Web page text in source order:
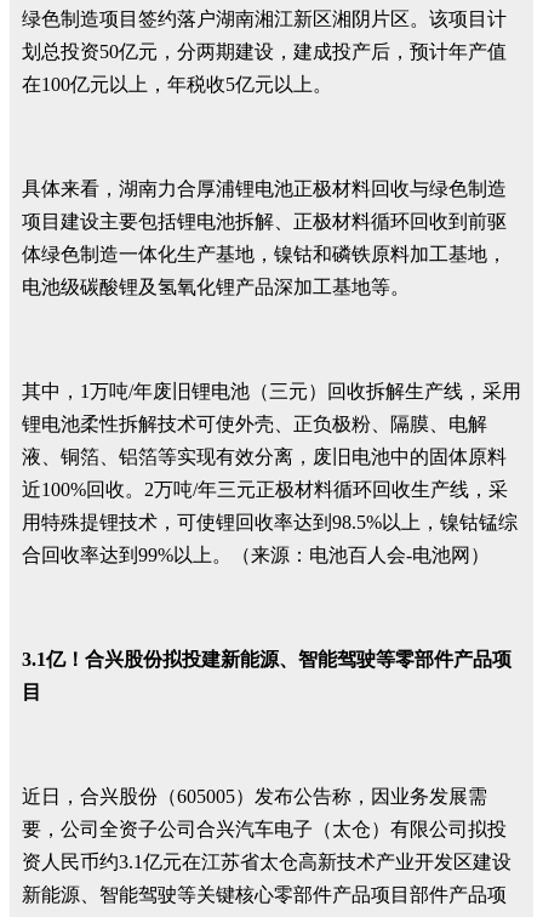
绿色制造项目签约落户湖南湘江新区湘阴片区。该项目计
划总投资50亿元，分两期建设，建成投产后，预计年产值
在100亿元以上，年税收5亿元以上。
具体来看，湖南力合厚浦锂电池正极材料回收与绿色制造
项目建设主要包括锂电池拆解、正极材料循环回收到前驱
体绿色制造一体化生产基地，镍钴和磷铁原料加工基地，
电池级碳酸锂及氢氧化锂产品深加工基地等。
其中，1万吨/年废旧锂电池（三元）回收拆解生产线，采用
锂电池柔性拆解技术可使外壳、正负极粉、隔膜、电解
液、铜箔、铝箔等实现有效分离，废旧电池中的固体原料
近100%回收。2万吨/年三元正极材料循环回收生产线，采
用特殊提锂技术，可使锂回收率达到98.5%以上，镍钴锰综
合回收率达到99%以上。（来源：电池百人会-电池网）
3.1亿！合兴股份拟投建新能源、智能驾驶等零部件产品项
目
近日，合兴股份（605005）发布公告称，因业务发展需
要，公司全资子公司合兴汽车电子（太仓）有限公司拟投
资人民币约3.1亿元在江苏省太仓高新技术产业开发区建设
新能源、智能驾驶等关键核心零部件产品项目部件产品项